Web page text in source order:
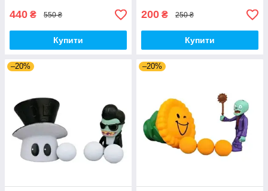
440 ₴ 550 ₴
Купити
200 ₴ 250 ₴
Купити
–20% –20%